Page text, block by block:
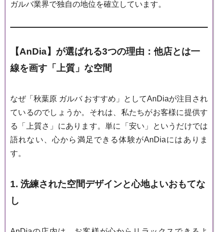
ガルバ業界で独自の地位を確立しています。
【AnDia】が選ばれる3つの理由：他店とは一
線を画す「上質」な空間
なぜ「秋葉原 ガルバ おすすめ」としてAnDiaが注目され
ているのでしょうか。それは、私たちがお客様に提供す
る「上質さ」にあります。単に「安い」というだけでは
語れない、心から満足できる体験がAnDiaにはありま
す。
1. 洗練された空間デザインと心地よいおもてな
し